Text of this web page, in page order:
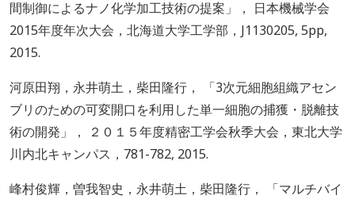
間制御によるナノ化学加工技術の提案」， 日本機械学会
2015年度年次大会，北海道大学工学部，J1130205, 5pp,
2015.
河原田翔，永井萌土，柴田隆行， 「3次元細胞組織アセン
ブリのための可変開口を利用した単一細胞の捕獲・脱離技
術の開発」， ２０１５年度精密工学会秋季大会，東北大学
川内北キャンパス，781-782, 2015.
峰村俊輝，曽我智史，永井萌土，柴田隆行， 「マルチバイ